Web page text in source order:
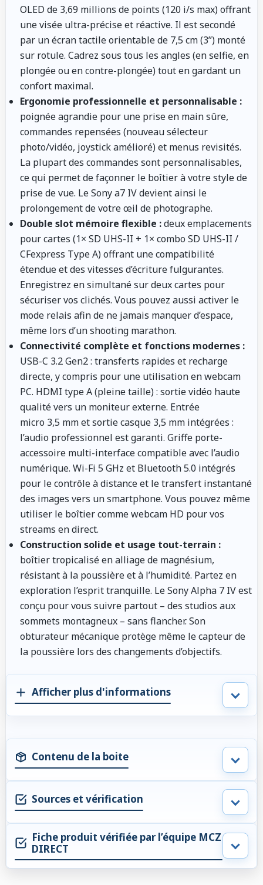
OLED de 3,69 millions de points (120 i/s max) offrant
une visée ultra-précise et réactive. Il est secondé
par un écran tactile orientable de 7,5 cm (3’’) monté
sur rotule. Cadrez sous tous les angles (en selfie, en
plongée ou en contre-plongée) tout en gardant un
confort maximal.
Ergonomie professionnelle et personnalisable :
poignée agrandie pour une prise en main sûre,
commandes repensées (nouveau sélecteur
photo/vidéo, joystick amélioré) et menus revisités.
La plupart des commandes sont personnalisables,
ce qui permet de façonner le boîtier à votre style de
prise de vue. Le Sony a7 IV devient ainsi le
prolongement de votre œil de photographe.
Double slot mémoire flexible :deux emplacements
pour cartes (1× SD UHS-II + 1× combo SD UHS-II /
CFexpress Type A) offrant une compatibilité
étendue et des vitesses d’écriture fulgurantes.
Enregistrez en simultané sur deux cartes pour
sécuriser vos clichés. Vous pouvez aussi activer le
mode relais afin de ne jamais manquer d’espace,
même lors d’un shooting marathon.
Connectivité complète et fonctions modernes :
USB-C 3.2 Gen2 : transferts rapides et recharge
directe, y compris pour une utilisation en webcam
PC. HDMI type A (pleine taille) : sortie vidéo haute
qualité vers un moniteur externe. Entrée
micro 3,5 mm et sortie casque 3,5 mm intégrées :
l’audio professionnel est garanti. Griffe porte-
accessoire multi-interface compatible avec l’audio
numérique. Wi-Fi 5 GHz et Bluetooth 5.0 intégrés
pour le contrôle à distance et le transfert instantané
des images vers un smartphone. Vous pouvez même
utiliser le boîtier comme webcam HD pour vos
streams en direct.
Construction solide et usage tout-terrain :
boîtier tropicalisé en alliage de magnésium,
résistant à la poussière et à l’humidité. Partez en
exploration l’esprit tranquille. Le Sony Alpha 7 IV est
conçu pour vous suivre partout – des studios aux
sommets montagneux – sans flancher. Son
obturateur mécanique protège même le capteur de
la poussière lors des changements d’objectifs.
Afficher plus d'informations
Contenu de la boite
Sources et vérification
Fiche produit vérifiée par l’équipe MCZ
DIRECT